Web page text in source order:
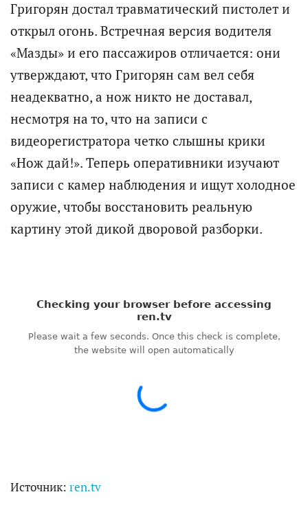
Григорян достал травматический пистолет и
открыл огонь. Встречная версия водителя
«Мазды» и его пассажиров отличается: они
утверждают, что Григорян сам вел себя
неадекватно, а нож никто не доставал,
несмотря на то, что на записи с
видеорегистратора четко слышны крики
«Нож дай!». Теперь оперативники изучают
записи с камер наблюдения и ищут холодное
оружие, чтобы восстановить реальную
картину этой дикой дворовой разборки.
Источник: ren.tv